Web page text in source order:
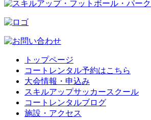
トップページ
コートレンタル予約はこちら
大会情報・申込み
スキルアップサッカースクール
コートレンタルブログ
施設・アクセス